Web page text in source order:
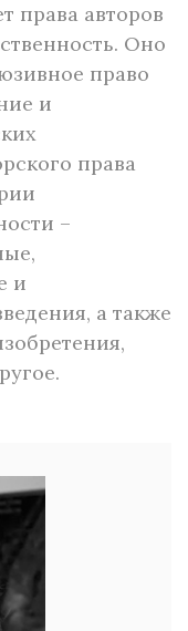
права авторов
Оно
право
и
права
–
и
а также